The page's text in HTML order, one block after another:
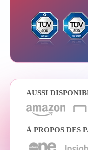
AUSSI
À PROPOS DES